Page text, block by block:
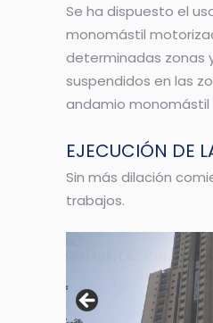
Se ha dispuesto el
monomástil
determinadas zonas
suspendidos en las
andamio monomástil
EJECUCIÓN DE
Sin más dilación
trabajos.